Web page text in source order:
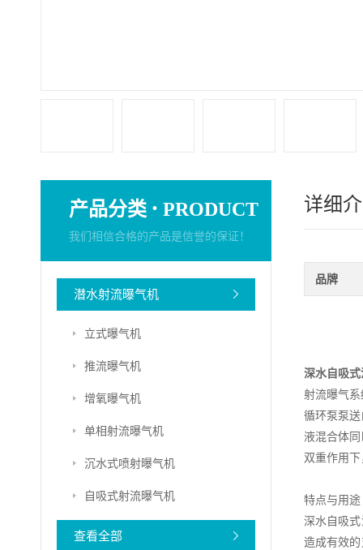
产品分类 · PRODUCT
我们相信合格的产品是信誉的保证！
潜水射流曝气机
立式曝气机
推流曝气机
增氧曝气机
单相射流曝气机
沉水式喷射曝气机
自吸式射流曝气机
查看全部
详细
品牌
深水自吸
射流曝气
循环泵泵
液混合体
双重作用
特点与用途
深水自吸
造成有效